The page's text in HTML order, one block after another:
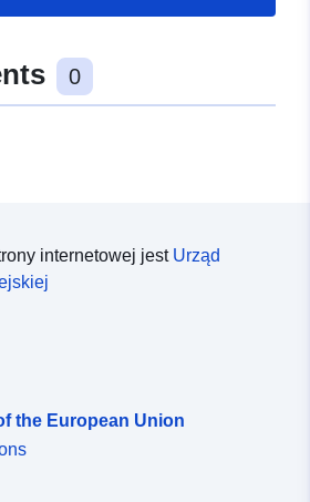
0
internetowej jest Urząd
the European Union